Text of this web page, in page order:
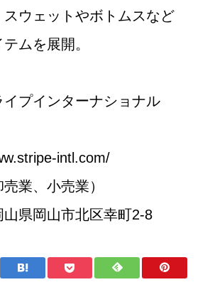
スウェットやボトムスなど
ムを展開。
プインターナショナル
intl.com/
業、小売業）
県岡山市北区幸町2-8